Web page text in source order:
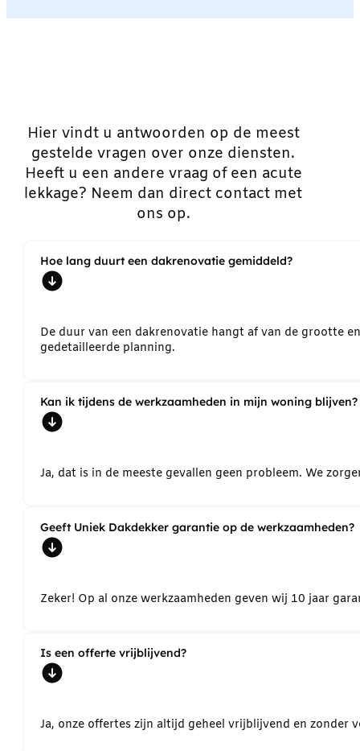
Hier vindt u antwoorden op de meest
gestelde vragen over onze diensten.
Heeft u een andere vraag of een acute
lekkage? Neem dan direct contact met
ons op.
Hoe lang duurt een dakrenovatie gemiddeld?
De duur van een dakrenovatie hangt af van de grootte
gedetailleerde planning.
Kan ik tijdens de werkzaamheden in mijn woning blijven?
Ja, dat is in de meeste gevallen geen probleem. We
Geeft Uniek Dakdekker garantie op de werkzaamheden?
Zeker! Op al onze werkzaamheden geven wij 10 jaar
Is een offerte vrijblijvend?
Ja, onze offertes zijn altijd geheel vrijblijvend en